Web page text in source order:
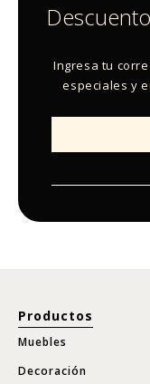
Ingresa tu
especiales y
Productos
Muebles
Decoración